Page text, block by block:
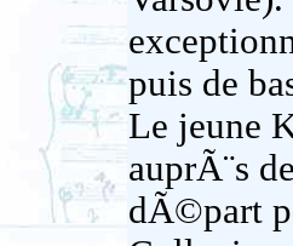
puis de
Le jeune
auprÃ¨s
dÃ©part